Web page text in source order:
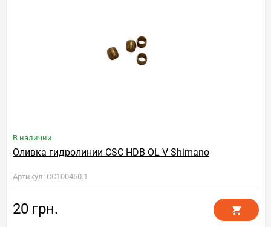
В наличии
Оливка гидролинии CSC HDB OL V Shimano
Артикул: CC100450.1
20 грн.